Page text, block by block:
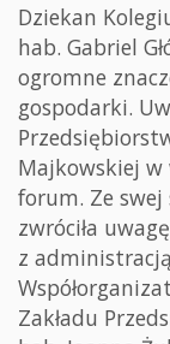
Dziekan
hab. Gabriel
ogromne
gospodarki.
Majkowskiej
forum. Ze
zwróciła
z
Zakładu